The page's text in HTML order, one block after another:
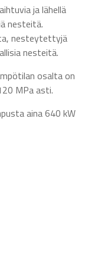
ja lähellä
nesteitä.
nesteytettyjä
nesteitä.
osalta on
MPa asti.
aina 640 kW